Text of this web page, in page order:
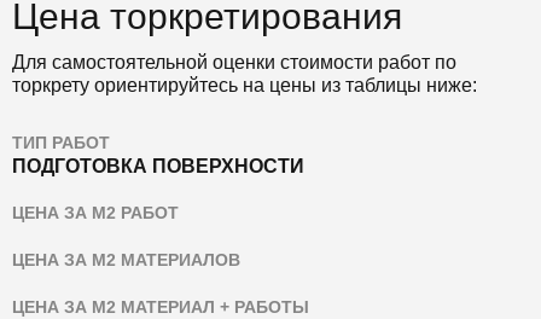
Цена торкретирования
Для самостоятельной оценки стоимости работ по
торкрету ориентируйтесь на цены из таблицы ниже:
ТИП РАБОТ
ПОДГОТОВКА ПОВЕРХНОСТИ
ЦЕНА ЗА М2 РАБОТ
ЦЕНА ЗА М2 МАТЕРИАЛОВ
ЦЕНА ЗА М2 МАТЕРИАЛ + РАБОТЫ